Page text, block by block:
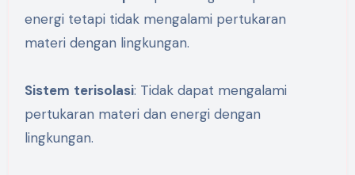
energi tetapi tidak mengalami pertukaran
materi dengan lingkungan.
Sistem terisolasi: Tidak dapat mengalami
pertukaran materi dan energi dengan
lingkungan.